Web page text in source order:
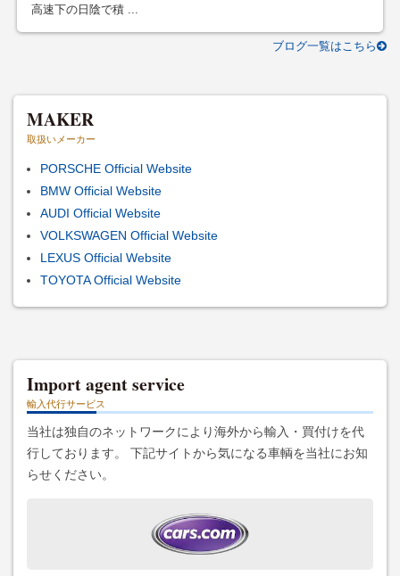
高速下の日陰で積 ...
ブログ一覧はこちら
MAKER
取扱いメーカー
PORSCHE Official Website
BMW Official Website
AUDI Official Website
VOLKSWAGEN Official Website
LEXUS Official Website
TOYOTA Official Website
Import agent service
輸入代行サービス
当社は独自のネットワークにより海外から輸入・買付けを代
行しております。 下記サイトから気になる車輌を当社にお知
らせください。